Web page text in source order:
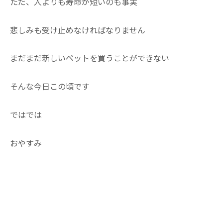
悲しみも受け止めなければなりません
まだまだ新しいペットを買うことができない
そんな今日この頃です
ではでは
おやすみ